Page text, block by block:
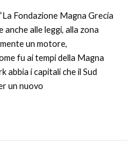
Fondazione Magna Grecia
anche alle leggi, alla zona
un motore,
fu ai tempi della Magna
abbia i capitali che il Sud
un nuovo